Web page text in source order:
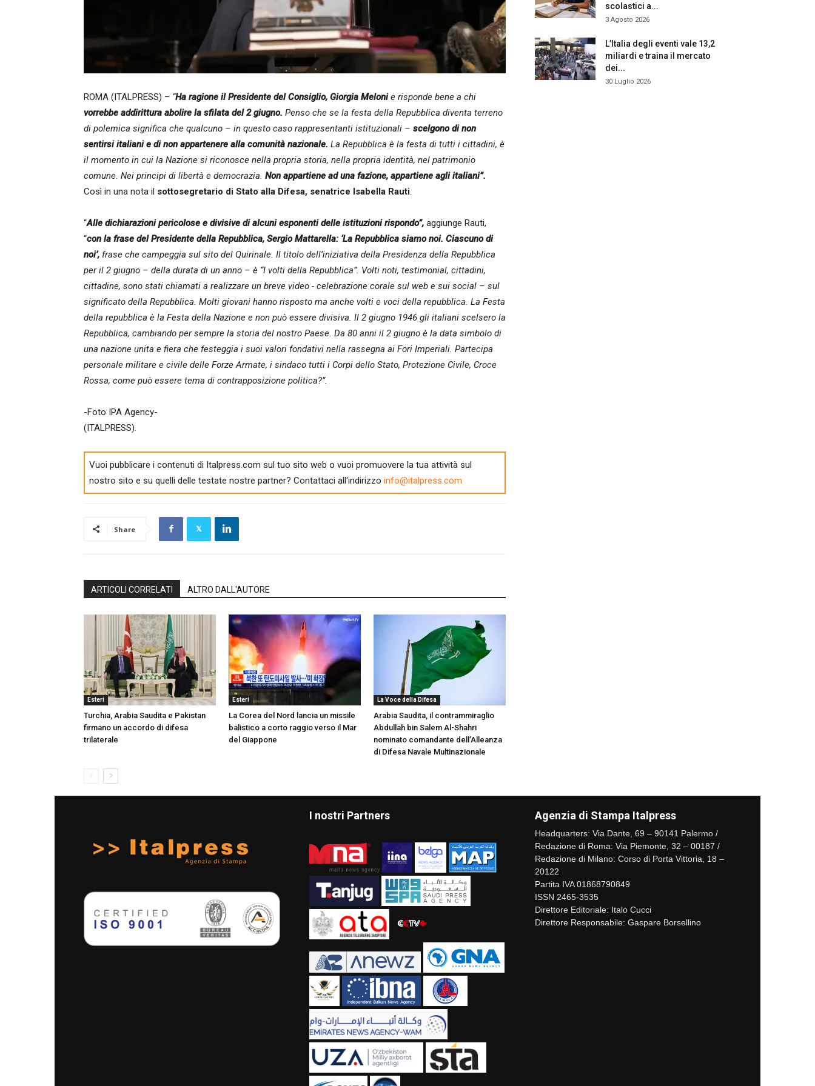
ROMA (ITALPRESS) – “Ha ragione il Presidente del Consiglio, Giorgia Melonie risponde bene a chi
vorrebbe addirittura abolire la sfilata del 2 giugno. Penso che se la festa della Repubblica diventa terreno
di polemica significa che qualcuno – in questo caso rappresentanti istituzionali – scelgono di non
sentirsi italiani e di non appartenere alla comunità nazionale. La Repubblica è la festa di tutti i cittadini, è
il momento in cui la Nazione si riconosce nella propria storia, nella propria identità, nel patrimonio
comune. Nei principi di libertà e democrazia. Non appartiene ad una fazione, appartiene agli italiani”.
Così in una nota il sottosegretario di Stato alla Difesa, senatrice Isabella Rauti.
“Alle dichiarazioni pericolose e divisive di alcuni esponenti delle istituzioni rispondo”, aggiunge Rauti,
“con la frase del Presidente della Repubblica, Sergio Mattarella: ‘La Repubblica siamo noi. Ciascuno di
noi’, frase che campeggia sul sito del Quirinale. Il titolo dell’iniziativa della Presidenza della Repubblica
per il 2 giugno – della durata di un anno – è “I volti della Repubblica”. Volti noti, testimonial, cittadini,
cittadine, sono stati chiamati a realizzare un breve video ­­- celebrazione corale sul web e sui social – sul
significato della Repubblica. Molti giovani hanno risposto ma anche volti e voci della repubblica. La Festa
della repubblica è la Festa della Nazione e non può essere divisiva. Il 2 giugno 1946 gli italiani scelsero la
Repubblica, cambiando per sempre la storia del nostro Paese. Da 80 anni il 2 giugno è la data simbolo di
una nazione unita e fiera che festeggia i suoi valori fondativi nella rassegna ai Fori Imperiali. Partecipa
personale militare e civile delle Forze Armate, i sindaco tutti i Corpi dello Stato, Protezione Civile, Croce
Rossa, come può essere tema di contrapposizione politica?”.
-Foto IPA Agency-
(ITALPRESS).
Vuoi pubblicare i contenuti di Italpress.com sul tuo sito web o vuoi promuovere la tua attività sul
nostro sito e su quelli delle testate nostre partner? Contattaci all'indirizzo info@italpress.com
Share
ARTICOLI CORRELATI ALTRO DALL'AUTORE
Esteri
Turchia, Arabia Saudita e Pakistan
firmano un accordo di difesa
trilaterale
Esteri
La Corea del Nord lancia un missile
balistico a corto raggio verso il Mar
del Giappone
La Voce della Difesa
Arabia Saudita, il contrammiraglio
Abdullah bin Salem Al-Shahri
nominato comandante dell’Alleanza
di Difesa Navale Multinazionale
scolastici a...
3 Agosto 2026
L’Italia degli eventi vale 13,2
miliardi e traina il mercato
dei...
30 Luglio 2026
I nostri Partners Agenzia di Stampa Italpress
Headquarters: Via Dante, 69 – 90141 Palermo /
Redazione di Roma: Via Piemonte, 32 – 00187 /
Redazione di Milano: Corso di Porta Vittoria, 18 –
20122
Partita IVA 01868790849
ISSN 2465-3535
Direttore Editoriale: Italo Cucci
Direttore Responsabile: Gaspare Borsellino